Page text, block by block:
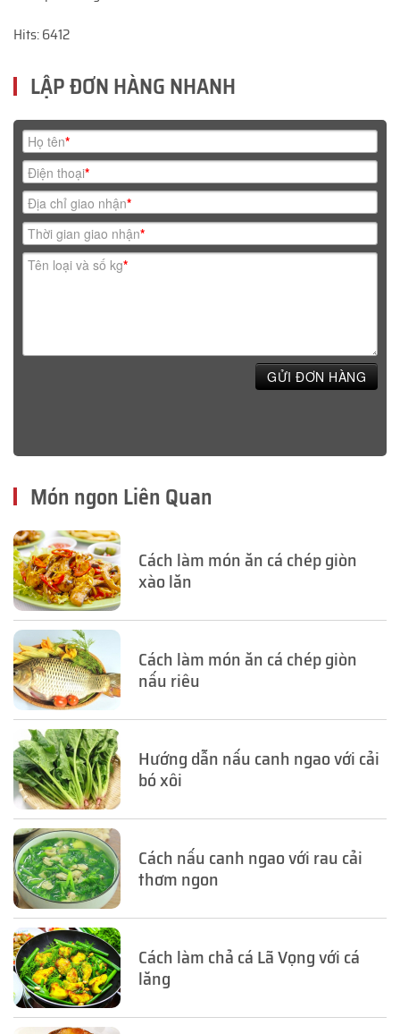
Hits: 6412
LẬP ĐƠN HÀNG NHANH
Họ tên*
Điện thoại*
Địa chỉ giao nhận*
Thời gian giao nhận*
Tên loại và số kg*
GỬI ĐƠN HÀNG
Món ngon Liên Quan
Cách làm món ăn cá chép giòn
xào lăn
Cách làm món ăn cá chép giòn
nấu riêu
Hướng dẫn nấu canh ngao với cải
bó xôi
Cách nấu canh ngao với rau cải
thơm ngon
Cách làm chả cá Lã Vọng với cá
lăng